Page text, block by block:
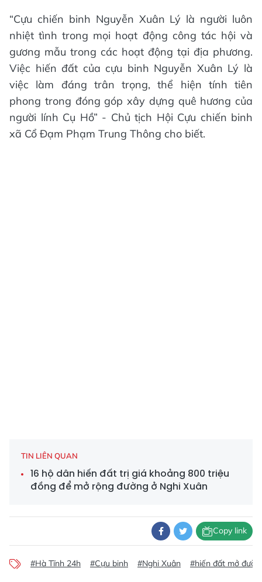
“Cựu chiến binh Nguyễn Xuân Lý là người luôn
nhiệt tình trong mọi hoạt động công tác hội và
gương mẫu trong các hoạt động tại địa phương.
Việc hiến đất của cựu binh Nguyễn Xuân Lý là
việc làm đáng trân trọng, thể hiện tính tiên
phong trong đóng góp xây dựng quê hương của
người lính Cụ Hồ” - Chủ tịch Hội Cựu chiến binh
xã Cổ Đạm Phạm Trung Thông cho biết.
TIN LIÊN QUAN
16 hộ dân hiến đất trị giá khoảng 800 triệu
đồng để mở rộng đường ở Nghi Xuân
Copy link
#Hà Tĩnh 24h #Cựu binh #Nghi Xuân #hiến đất mở